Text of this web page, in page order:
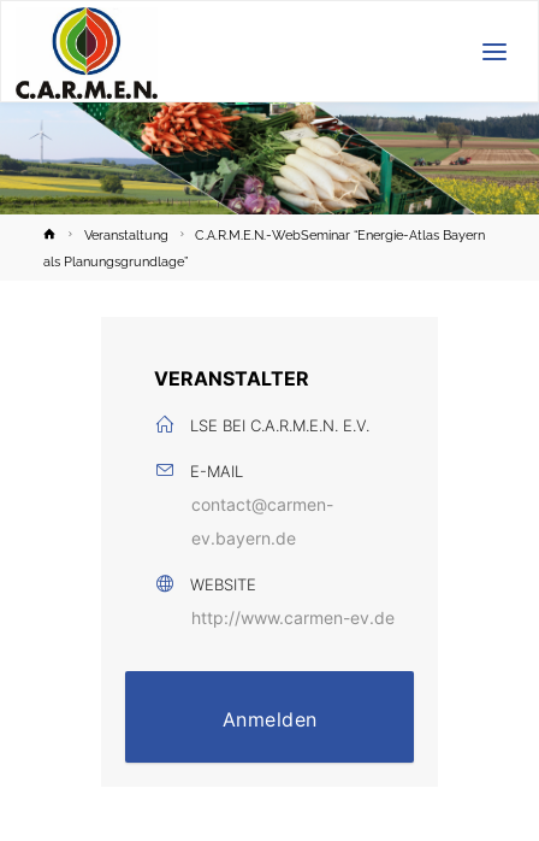
HomeVeranstaltung
C.A.R.M.E.N.-WebSeminar “Energie-Atlas Bayern
als Planungsgrundlage”
VERANSTALTER
LSE BEI C.A.R.M.E.N. E.V.
E-MAIL
contact@carmen-
ev.bayern.de
WEBSITE
http://www.carmen-ev.de
Anmelden